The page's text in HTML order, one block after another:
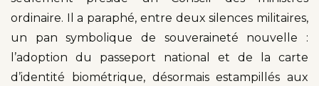
ordinaire. Il a paraphé, entre deux silences militaires,
un pan symbolique de souveraineté nouvelle :
l’adoption du passeport national et de la carte
d’identité biométrique, désormais estampillés aux